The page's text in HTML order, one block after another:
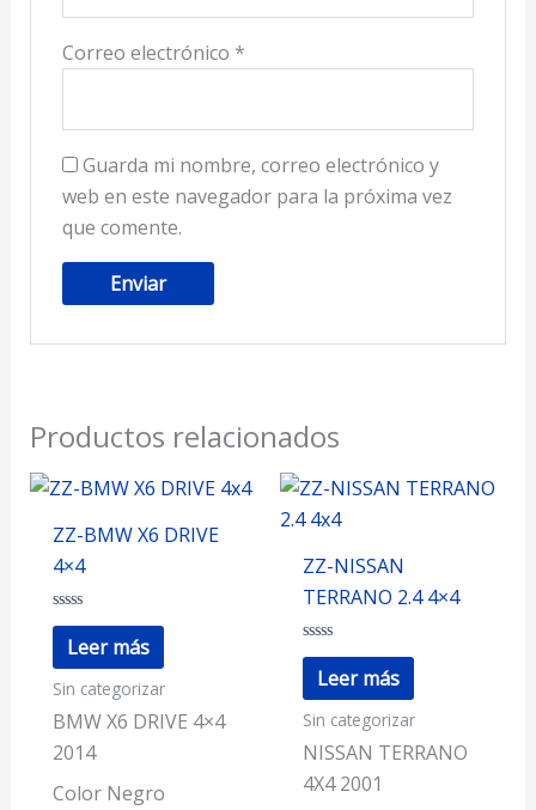
Correo electrónico *
Guarda mi nombre, correo electrónico y
web en este navegador para la próxima vez
que comente.
Productos relacionados
ZZ-BMW X6 DRIVE
4×4
Valorado
con
de
5
Leer más
Sin categorizar
BMW X6 DRIVE 4×4
2014
Color Negro
ZZ-NISSAN
TERRANO 2.4 4×4
Valorado
con
de
5
Leer más
Sin categorizar
NISSAN TERRANO
4X4 2001